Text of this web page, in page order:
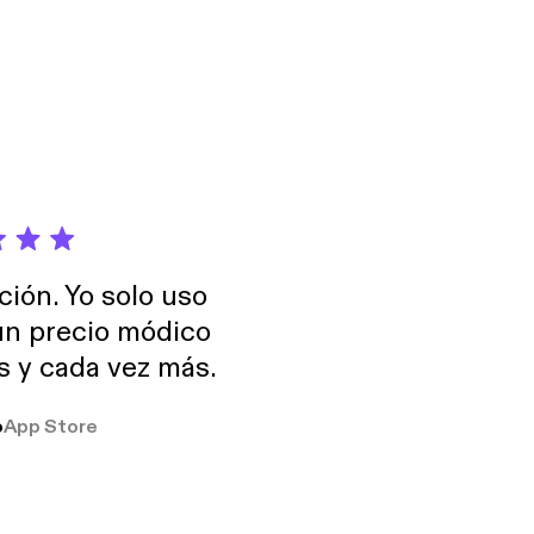
Yo solo uso
precio módico
y cada vez más.
App Store